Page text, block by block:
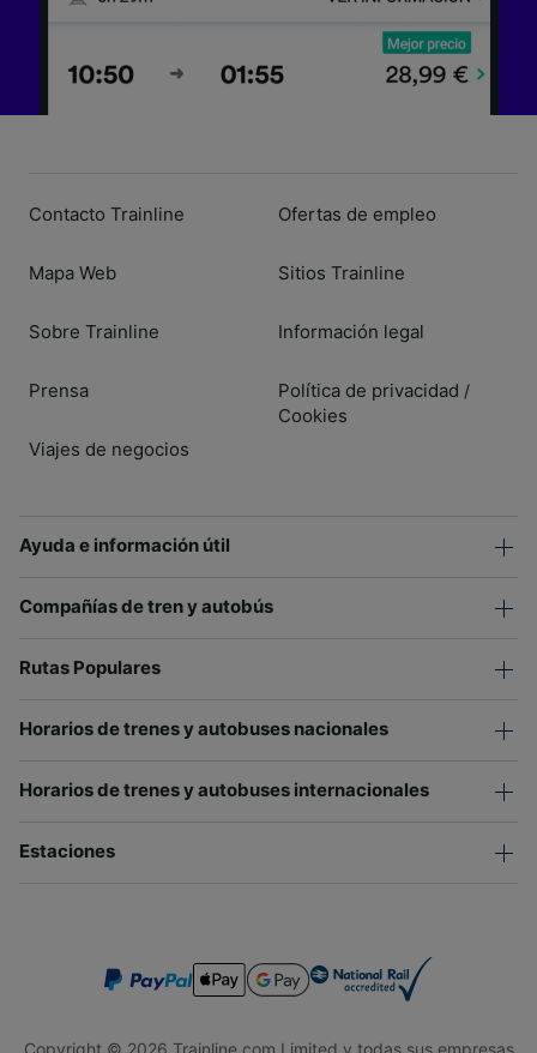
Contacto Trainline
Mapa Web
Sobre Trainline
Prensa
Viajes de negocios
Ofertas de empleo
Sitios Trainline
Información legal
Política de privacidad /
Cookies
Ayuda e información útil
Compañías de tren y autobús
Rutas Populares
Horarios de trenes y autobuses nacionales
Horarios de trenes y autobuses internacionales
Estaciones
Copyright © 2026 Trainline.com Limited y todas sus empresas